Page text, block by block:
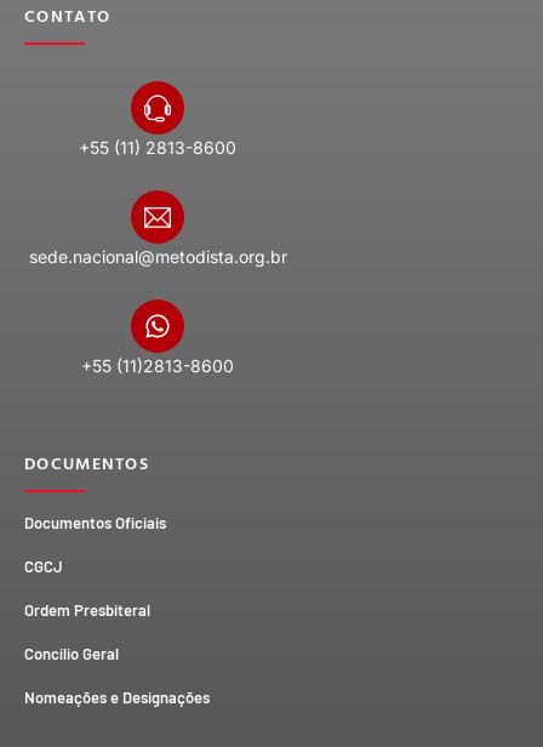
CONTATO
+55 (11) 2813-8600
sede.nacional@metodista.org.br
+55 (11)2813-8600
DOCUMENTOS
Documentos Oficiais
CGCJ
Ordem Presbiteral
Concílio Geral
Nomeações e Designações